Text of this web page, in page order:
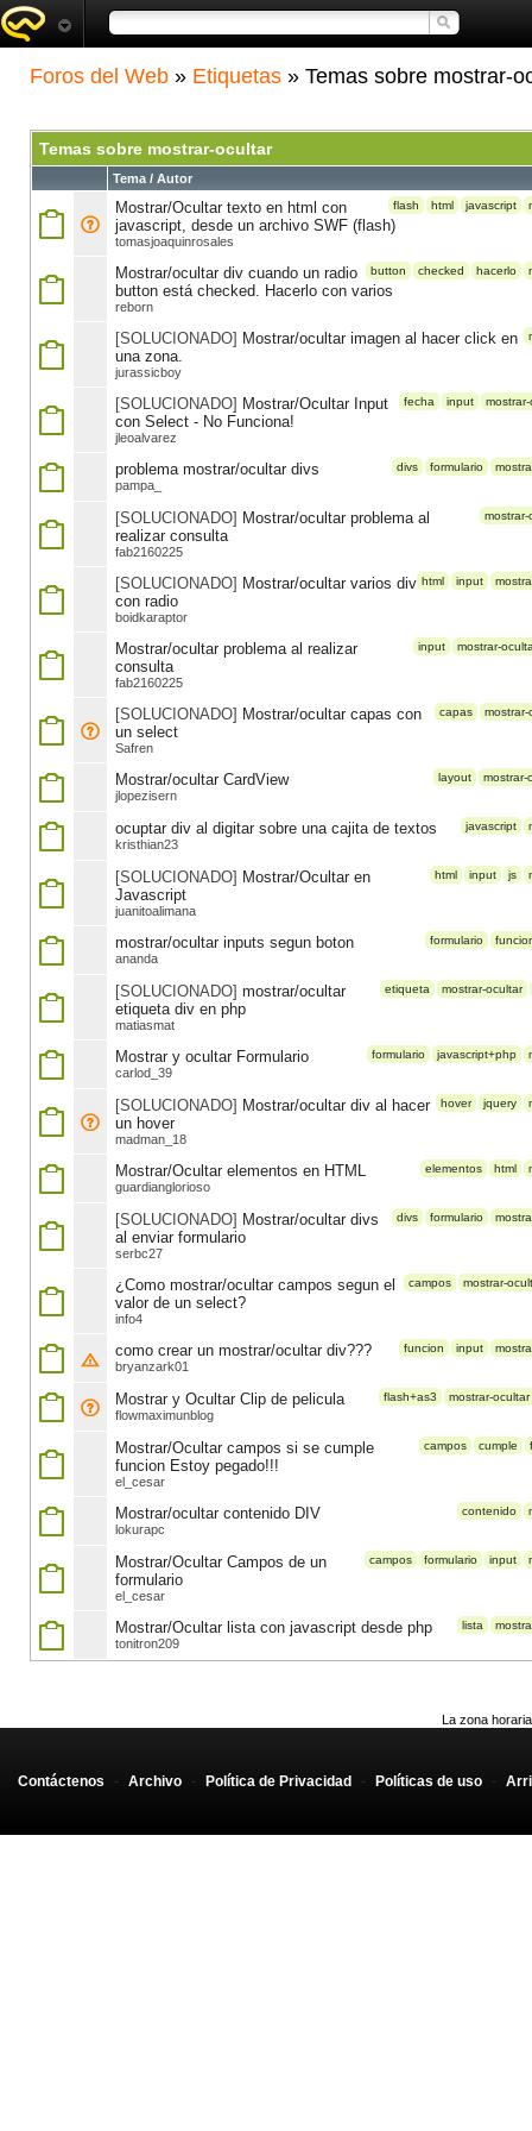
Foros del Web » Etiquetas » Temas sobre mostrar-
Temas sobre mostrar-ocultar
Tema / Autor
flash html javascript
Mostrar/Ocultar texto en html con
javascript, desde un archivo SWF (flash)
tomasjoaquinrosales
button checked hacerlo
Mostrar/ocultar div cuando un radio
button está checked. Hacerlo con varios
reborn
[SOLUCIONADO] Mostrar/ocultar imagen al hacer click en
una zona.
jurassicboy
fecha input
[SOLUCIONADO] Mostrar/Ocultar Input
con Select - No Funciona!
jleoalvarez
divs formulario
problema mostrar/ocultar divs
pampa_
mostrar-
[SOLUCIONADO] Mostrar/ocultar problema al
realizar consulta
fab2160225
html input
[SOLUCIONADO] Mostrar/ocultar varios div
con radio
boidkaraptor
input mostrar-
Mostrar/ocultar problema al realizar
consulta
fab2160225
capas mostrar-
[SOLUCIONADO] Mostrar/ocultar capas con
un select
Safren
layout mostrar-
Mostrar/ocultar CardView
jlopezisern
javascript
ocuptar div al digitar sobre una cajita de textos
kristhian23
html input js
[SOLUCIONADO] Mostrar/Ocultar en
Javascript
juanitoalimana
formulario
mostrar/ocultar inputs segun boton
ananda
etiqueta mostrar-ocultar
[SOLUCIONADO] mostrar/ocultar
etiqueta div en php
matiasmat
formulario javascript+php
Mostrar y ocultar Formulario
carlod_39
hover jquery
[SOLUCIONADO] Mostrar/ocultar div al hacer
un hover
madman_18
elementos html
Mostrar/Ocultar elementos en HTML
guardianglorioso
divs formulario
[SOLUCIONADO] Mostrar/ocultar divs
al enviar formulario
serbc27
campos mostrar-
¿Como mostrar/ocultar campos segun el
valor de un select?
info4
funcion input
como crear un mostrar/ocultar div???
bryanzark01
flash+as3 mostrar-ocultar
Mostrar y Ocultar Clip de pelicula
flowmaximunblog
campos cumple
Mostrar/Ocultar campos si se cumple
funcion Estoy pegado!!!
el_cesar
contenido
Mostrar/ocultar contenido DIV
lokurapc
campos formulario input
Mostrar/Ocultar Campos de un
formulario
el_cesar
lista
Mostrar/Ocultar lista con javascript desde php
tonitron209
La zona
Contáctenos - Archivo - Política de Privacidad - Políticas de uso -